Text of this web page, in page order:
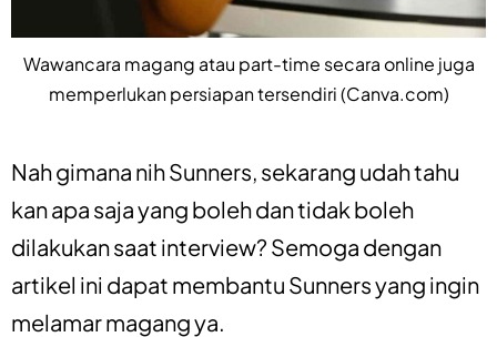
Wawancara magang atau part-time secara online juga
memperlukan persiapan tersendiri (Canva.com)
Nah gimana nih Sunners, sekarang udah tahu
kan apa saja yang boleh dan tidak boleh
dilakukan saat interview? Semoga dengan
artikel ini dapat membantu Sunners yang ingin
melamar magang ya.